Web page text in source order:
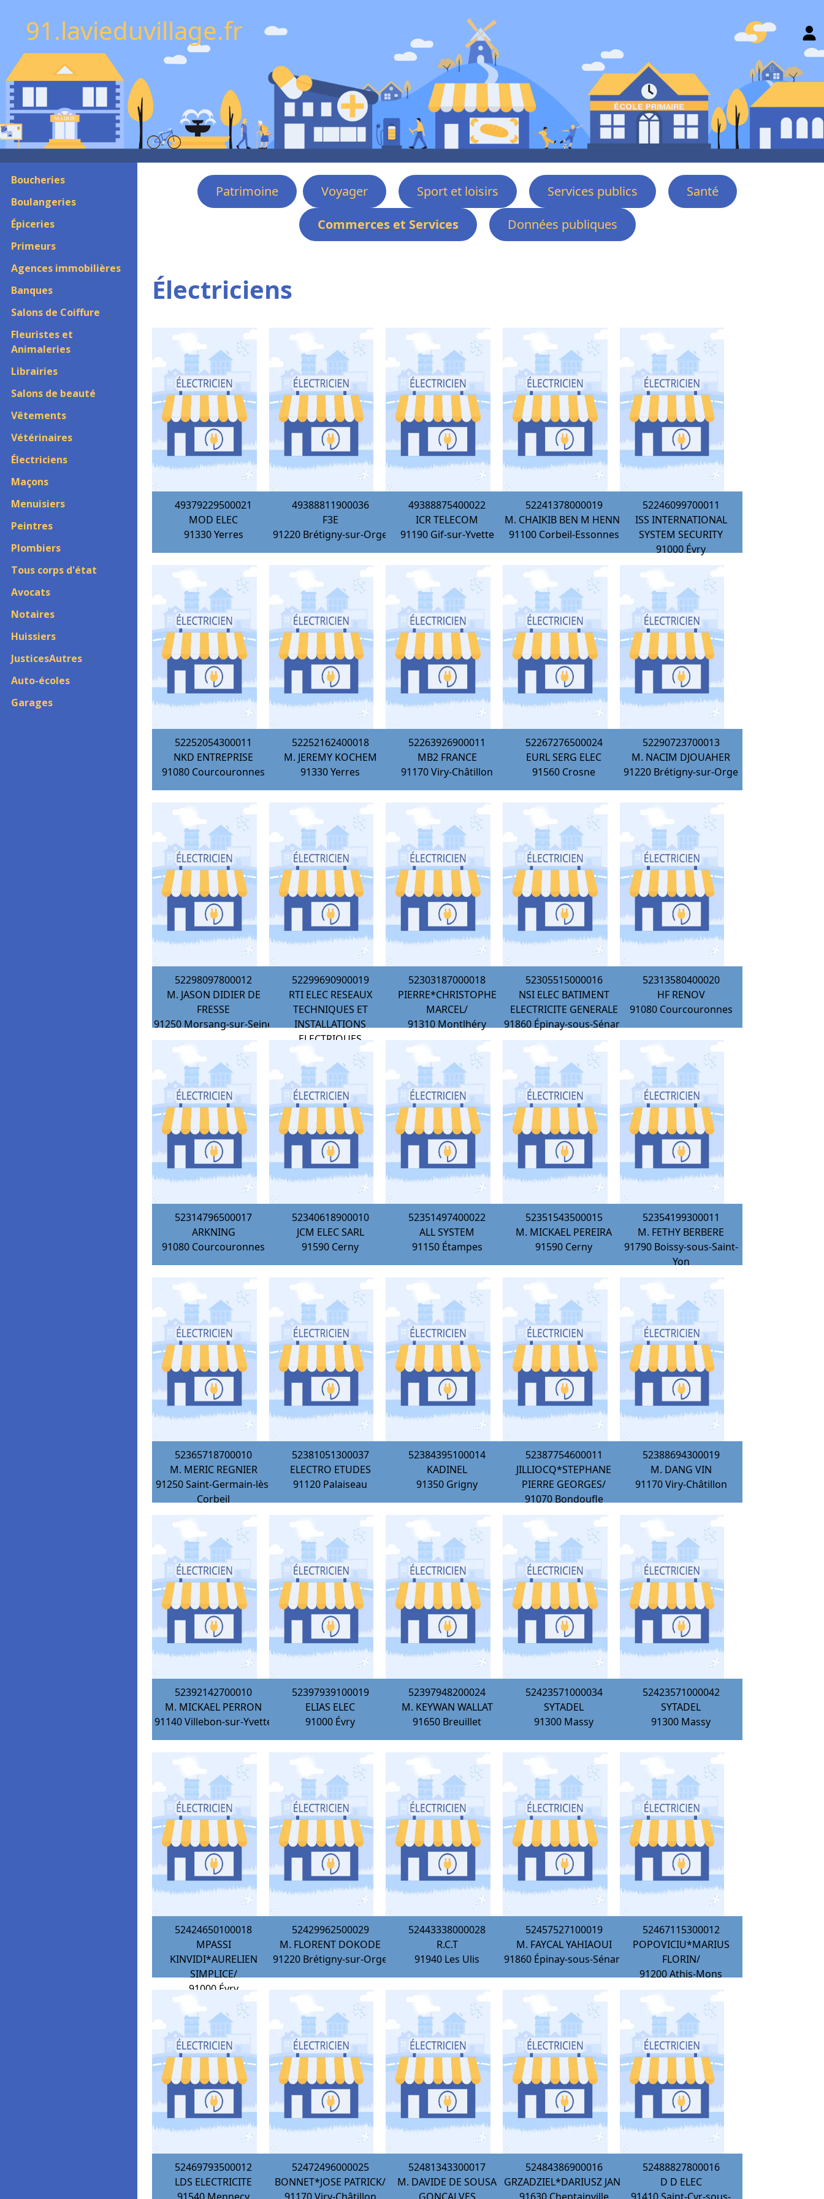
91.lavieduvillage.fr
Boucheries
Boulangeries
Épiceries
Primeurs
Agences immobilières
Banques
Salons de Coiffure
Fleuristes et
Animaleries
Librairies
Salons de beauté
Vêtements
Vétérinaires
Électriciens
Maçons
Menuisiers
Peintres
Plombiers
Tous corps d'état
Avocats
Notaires
Huissiers
JusticesAutres
Auto-écoles
Garages
Patrimoine Voyager Sport et loisirs Services publics
Santé
Commerces et Services
Données publiques
Électriciens
49379229500021
MOD ELEC
91330 Yerres
49388811900036
F3E
91220 Brétigny-sur-Orge
49388875400022
ICR TELECOM
91190 Gif-sur-Yvette
52241378000019
M. CHAIKIB BEN M HENNI
91100 Corbeil-Essonnes
52246099700011
ISS INTERNATIONAL
SYSTEM SECURITY
91000 Évry
52252054300011
NKD ENTREPRISE
91080 Courcouronnes
52252162400018
M. JEREMY KOCHEM
91330Yerres
52263926900011
MB2 FRANCE
91170Viry-Châtillon
52267276500024
EURL SERG ELEC
91560 Crosne
52290723700013
M. NACIM DJOUAHER
91220 Brétigny-sur-Orge
52298097800012
M. JASON DIDIER DE
FRESSE
91250 Morsang-sur-Seine
52299690900019
RTI ELEC RESEAUX
TECHNIQUES ET
INSTALLATIONS
ELECTRIQUES
Cerny
52303187000018
PIERRE*CHRISTOPHE
MARCEL/
91310 Montlhéry
52305515000016
NSI ELEC BATIMENT
ELECTRICITE GENERALE
91860 Épinay-sous-Sénart
52313580400020
HF RENOV
91080 Courcouronnes
52314796500017
ARKNING
91080 Courcouronnes
52340618900010
JCM ELEC SARL
91590 Cerny
52351497400022
ALL SYSTEM
91150 Étampes
52351543500015
M. MICKAEL PEREIRA
91590 Cerny
52354199300011
M. FETHY BERBERE
91790 Boissy-sous-Saint-
Yon
52365718700010
M. MERIC REGNIER
91250 Saint-Germain-lès-
Corbeil
52381051300037
ELECTRO ETUDES
91120 Palaiseau
52384395100014
KADINEL
91350 Grigny
52387754600011
JILLIOCQ*STEPHANE
PIERRE GEORGES/
91070 Bondoufle
52388694300019
M. DANG VIN
91170Viry-Châtillon
52392142700010
M. MICKAEL PERRON
91140Villebon-sur-Yvette
52397939100019
ELIAS ELEC
91000 Évry
52397948200024
M. KEYWAN WALLAT
91650 Breuillet
52423571000034
SYTADEL
91300 Massy
52423571000042
SYTADEL
91300 Massy
52424650100018
MPASSI
KINVIDI*AURELIEN
SIMPLICE/
91000 Évry
52429962500029
M. FLORENT DOKODE
91220 Brétigny-sur-Orge
52443338000028
R.C.T
91940 Les Ulis
52457527100019
M. FAYCAL YAHIAOUI
91860 Épinay-sous-Sénart
52467115300012
POPOVICIU*MARIUS
FLORIN/
91200Athis-Mons
52469793500012
LDS ELECTRICITE
52472496000025
BONNET*JOSE PATRICK/
52481343300017
M. DAVIDE DE SOUSA
52484386900016
GRZADZIEL*DARIUSZ JAN/
52488827800016
D D ELEC